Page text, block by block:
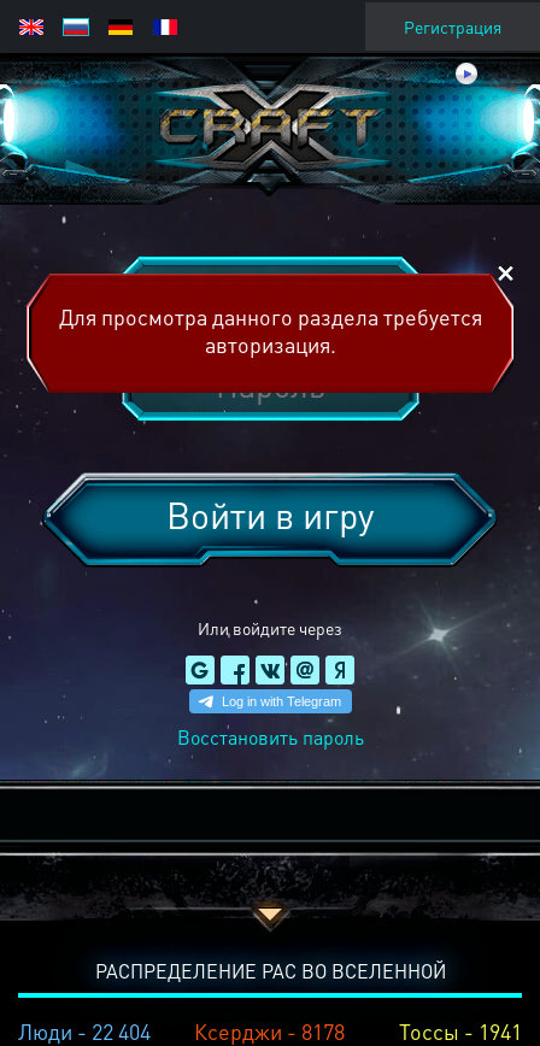
Регистрация
Или войдите через
Войти в игру
Восстановить пароль
Для просмотра данного раздела требуется
авторизация.
РАСПРЕДЕЛЕНИЕ РАС ВО ВСЕЛЕННОЙ
Люди - 22 404 Ксерджи - 8178 Тоссы - 1941